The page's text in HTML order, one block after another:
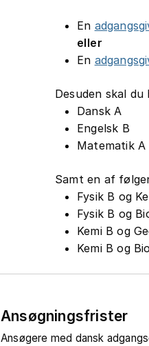
En
eller
En
Desuden skal
Dansk A
Engelsk B
Matematik A
Samt en af
Fysik B og
Fysik B og
Kemi B og
Kemi B og
Ansøgningsfrister
Ansøgere med dansk